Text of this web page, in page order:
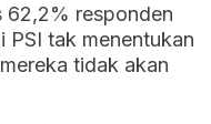
62,2% responden
PSI tak menentukan
tidak akan